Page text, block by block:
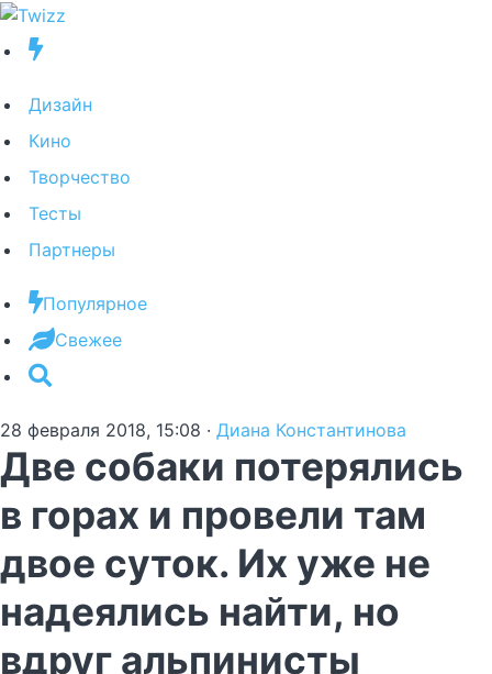
Дизайн
Кино
Творчество
Тесты
Партнеры
Популярное
Свежее
28 февраля 2018, 15:08 · Диана Константинова
Две собаки потерялись
в горах и провели там
двое суток. Их уже не
надеялись найти, но
вдруг альпинисты